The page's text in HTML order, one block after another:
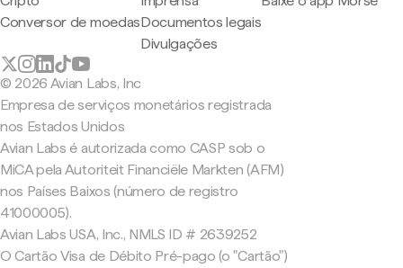
Conversor de moedasDocumentos legais
Divulgações
© 2026 Avian Labs, Inc
Empresa de serviços monetários registrada
nos Estados Unidos
Avian Labs é autorizada como CASP sob o
MiCA pela Autoriteit Financiële Markten (AFM)
nos Países Baixos (número de registro
41000005).
Avian Labs USA, Inc., NMLS ID # 2639252
O Cartão Visa de Débito Pré-pago (o "Cartão")